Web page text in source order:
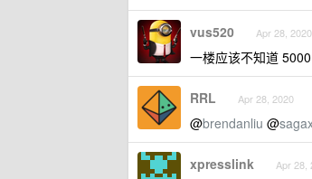
vus520 Apr 28, 2020
一楼应该不知道 5000
RRL Apr 28, 2020
@brendanliu @
xpresslink Apr 28,